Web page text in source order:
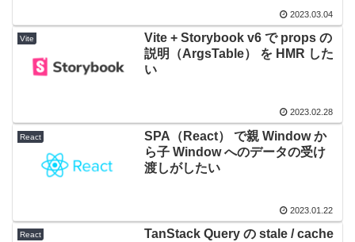
2023.03.04
Vite
Vite + Storybook v6 で props の
説明（ArgsTable） を HMR した
い
2023.02.28
React
SPA（React） で親 Window か
ら子 Window へのデータの受け
渡しがしたい
2023.01.22
React
TanStack Query の stale / cache